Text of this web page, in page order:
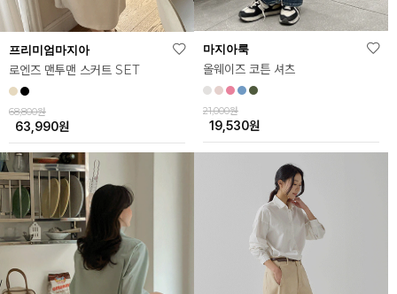
프리미엄마지아
로엔즈 맨투맨 스커트 SET
68,800원
63,990원
마지아룩
올웨이즈 코튼 셔츠
21,000원
19,530원